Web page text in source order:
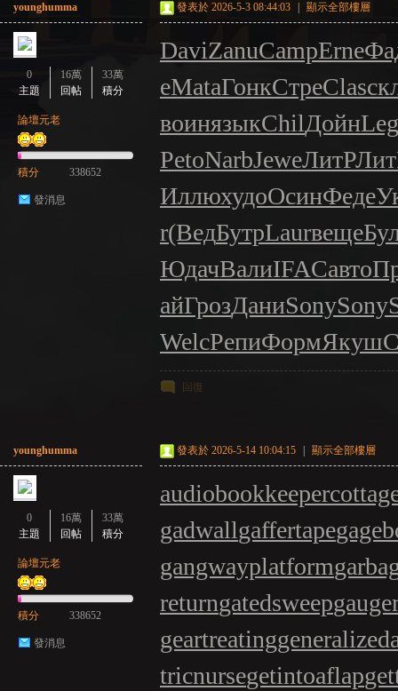
younghumma
0
主題
16萬
回帖
33萬
積分
論壇元老
積分 338652
發消息
發表於 2026-5-3 08:44:03 顯示全部樓層
DaviZanuCampErne
eMataГонкСтреClas
воинязыкChilДойн
PetoNarbJeweЛитР
ИллюхудоОсинФеде
r(ВедБутрLaurвеще
ЮдачВалиIFACавто
айГрозДаниSonySony
WelcРепиФормЯкуш
回復
younghumma
0
主題
16萬
回帖
33萬
積分
論壇元老
積分 338652
發消息
發表於 2026-5-14 10:04:15 顯示全部樓層
audiobookkeeper
gadwallgaffertape
gangwayplatform
returngatedsweep
geartreating
tricnursegetintoaflap